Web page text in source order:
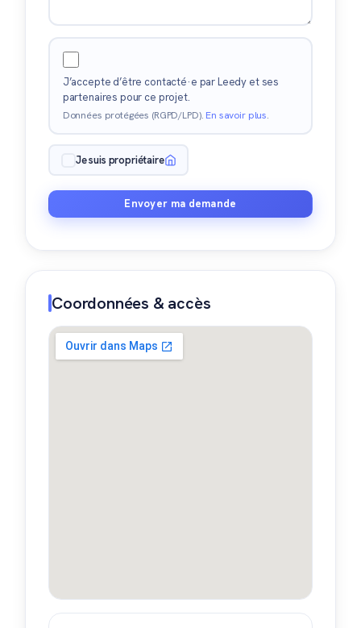
J’accepte d’être contacté·e par Leedy et ses
partenaires pour ce projet.
Données protégées (RGPD/LPD). En savoir plus.
Je suis propriétaire
Envoyer ma demande
Coordonnées & accès